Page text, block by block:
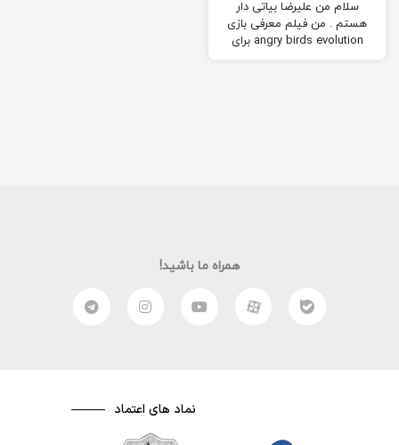
سلام من علیرضا بیاتی دار
هستم . من فیلم معرفی بازی
angry birds evolution برای
همراه ما باشید!
نماد های اعتماد